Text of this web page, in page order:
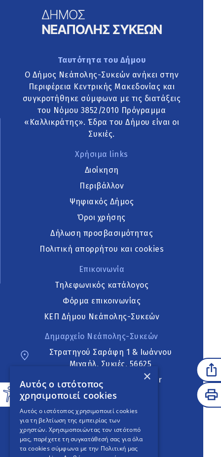
Ταυτότητα του Δήμου
Ο Δήμος Νεάπολης-Συκεών ανήκει στην
Περιφέρεια Κεντρικής Μακεδονίας και
συγκροτήθηκε σύμφωνα με τις διατάξεις
του Νόμου 3852/2010 Πρόγραμμα
«Καλλικράτης». Έδρα του Δήμου είναι οι
Συκιές.
Χρήσιμα links
Διοίκηση
Περιβάλλον
Ψηφιακός Δήμος
Όροι χρήσης
Δήλωση προσβασιμότητας
Πολιτική απορρήτου και cookies
Επικοινωνία
Τηλεφωνικός κατάλογος
Φόρμα επικοινωνίας
ΚΕΠ Δήμου Νεάπολης-Συκεών
Δημαρχείο Νεάπολης-Συκεών
Στρατηγού Σαράφη 1 & Ιωάννου
Μιχαήλ, Συκιές, 56625
neapoli.sykies@ddt.gov.gr
Ακολουθήστε
English Version
×
Αυτός ο ιστότοπος
χρησιμοποιεί cookies
Αυτός ο ιστότοπος χρησιμοποιεί cookies
για τη βελτίωση της εμπειρίας των
χρηστών. Χρησιμοποιώντας τον ιστότοπό
μας, παρέχετε τη συγκατάθεσή σας για όλα
τα cookies σύμφωνα με την Πολιτική μας